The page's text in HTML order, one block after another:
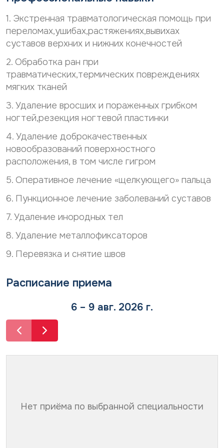
1. Экстренная травматологическая помощь при
переломах,ушибах,растяжениях,вывихах
суставов верхних и нижних конечностей
2. Обработка ран при
травматических,термических повреждениях
мягких тканей
3. Удаление вросших и пораженных грибком
ногтей,резекция ногтевой пластинки
4. Удаление доброкачественных
новообразований поверхностного
расположения, в том числе гигром
5. Оперативное лечение «щелкующего» пальца
6. Пункционное лечение заболеваний суставов
7. Удаление инородных тел
8. Удаление металлофиксаторов
9. Перевязка и снятие швов
Расписание приема
6 – 9 авг. 2026 г.
Нет приёма по выбранной специальности
р
с
о
н
а
л
ь
н
ы
х
а
н
ы
х
о
н
а
л
ь
ы
х
д
а
н
н
ы
*